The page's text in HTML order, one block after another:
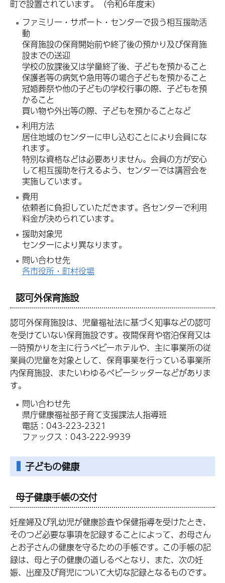
町で設置されています。（令和6年度末）
ファミリー・サポート・センターで扱う相互援助活
動
保育施設の保育開始前や終了後の預かり及び保育施
設までの送迎
学校の放課後又は学童終了後、子どもを預かること
保護者等の病気や急用等の場合子どもを預かること
冠婚葬祭や他の子どもの学校行事の際、子どもを預
かること
買い物や外出等の際、子どもを預かることなど
利用方法
居住地域のセンターに申し込むことにより会員にな
れます。
特別な資格などは必要ありません。会員の方が安心
して相互援助を行えるよう、センターでは講習会を
実施しています。
費用
依頼者に負担していただきます。各センターで利用
料金が決められています。
援助対象児
センターにより異なります。
問い合わせ先
各市役所・町村役場
認可外保育施設
認可外保育施設は、児童福祉法に基づく知事などの認可
を受けていない保育施設です。夜間保育や宿泊保育又は
一時預かりを主に行うベビーホテルや、主に事業所の従
業員の児童を対象として、保育事業を行っている事業所
内保育施設、またいわゆるベビーシッターなどがありま
す。
問い合わせ先
県庁健康福祉部子育て支援課法人指導班
電話：043-223-2321
ファックス：043-222-9939
子どもの健康
母子健康手帳の交付
妊産婦及び乳幼児が健康診査や保健指導を受けたとき、
そのつど必要な事項を記録することによって、お母さん
とお子さんの健康を守るための手帳です。この手帳の記
録は、母と子の健康の道しるべとなり、また、次の妊
娠、出産及び育児について大切な記録となるものです。